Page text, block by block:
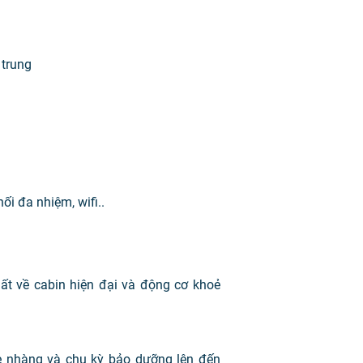
đa nhiệm, wifi..
về cabin hiện đại và động cơ khoẻ
và chu kỳ bảo dưỡng lên đến